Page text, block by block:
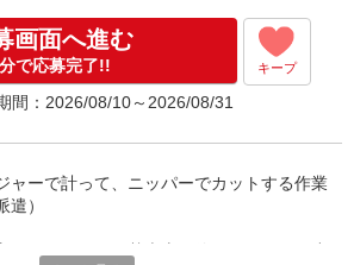
画面へ進む
で応募完了!! キープ
間：2026/08/10～2026/08/31
ャーで計って、ニッパーでカットする作業
）